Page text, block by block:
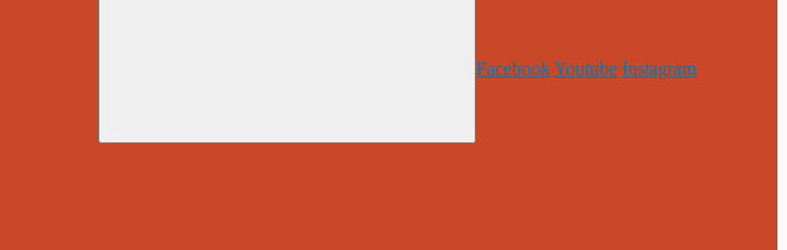
FacebookYoutube Instagram